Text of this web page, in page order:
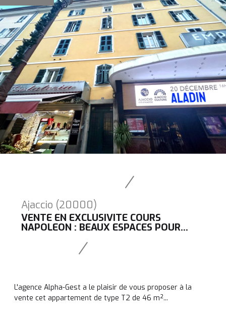
Ajaccio (20000)
VENTE EN EXCLUSIVITE COURS
NAPOLEON : BEAUX ESPACES POUR...
L'agence Alpha-Gest a le plaisir de vous proposer à la
vente cet appartement de type T2 de 46 m²...